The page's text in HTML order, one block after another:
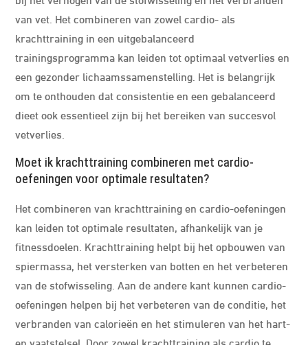
van vet. Het combineren van zowel cardio- als
krachttraining in een uitgebalanceerd
trainingsprogramma kan leiden tot optimaal vetverlies en
een gezonder lichaamssamenstelling. Het is belangrijk
om te onthouden dat consistentie en een gebalanceerd
dieet ook essentieel zijn bij het bereiken van succesvol
vetverlies.
Moet ik krachttraining combineren met cardio-
oefeningen voor optimale resultaten?
Het combineren van krachttraining en cardio-oefeningen
kan leiden tot optimale resultaten, afhankelijk van je
fitnessdoelen. Krachttraining helpt bij het opbouwen van
spiermassa, het versterken van botten en het verbeteren
van de stofwisseling. Aan de andere kant kunnen cardio-
oefeningen helpen bij het verbeteren van de conditie, het
verbranden van calorieën en het stimuleren van het hart-